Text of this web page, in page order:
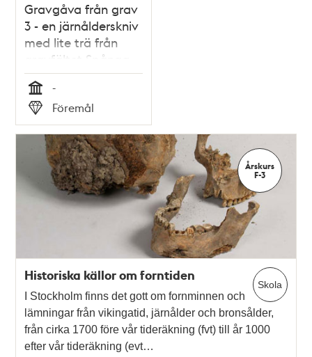
Gravgåva från grav
3 - en järnålderskniv
med lite trä från
gravfältet Spånga
134:1 i Akalla.
Tid
-
Typ
Föremål
Årskurs
F-3
Skola
Historiska källor om forntiden
I Stockholm finns det gott om fornminnen och
lämningar från vikingatid, järnålder och bronsålder,
från cirka 1700 före vår tideräkning (fvt) till år 1000
efter vår tideräkning (evt…